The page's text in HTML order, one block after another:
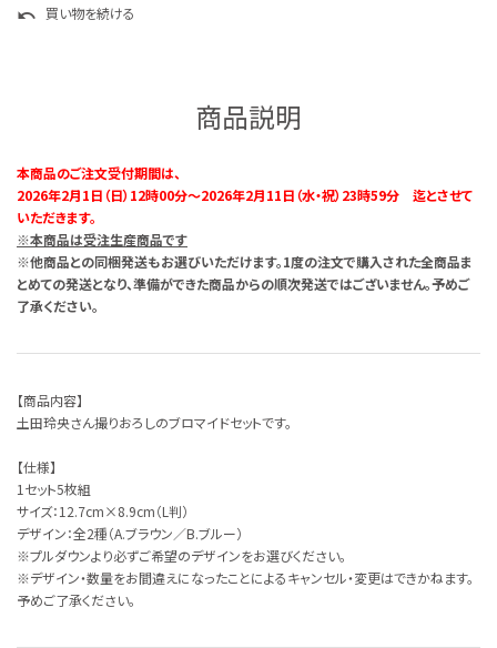
undo 買い物を続ける
商品説明
本商品のご注文受付期間は、
2026年2月1日（日）12時00分～2026年2月11日（水・祝）23時59分 迄とさせて
いただきます。
※本商品は受注生産商品です
※他商品との同梱発送もお選びいただけます。1度の注文で購入された全商品ま
とめての発送となり、準備ができた商品からの順次発送ではございません。予めご
了承ください。
【商品内容】
土田玲央さん撮りおろしのブロマイドセットです。
【仕様】
1セット5枚組
サイズ：12.7cm×8.9cm（L判）
デザイン：全2種（A.ブラウン／B.ブルー）
※プルダウンより必ずご希望のデザインをお選びください。
※デザイン・数量をお間違えになったことによるキャンセル・変更はできかねます。
予めご了承ください。